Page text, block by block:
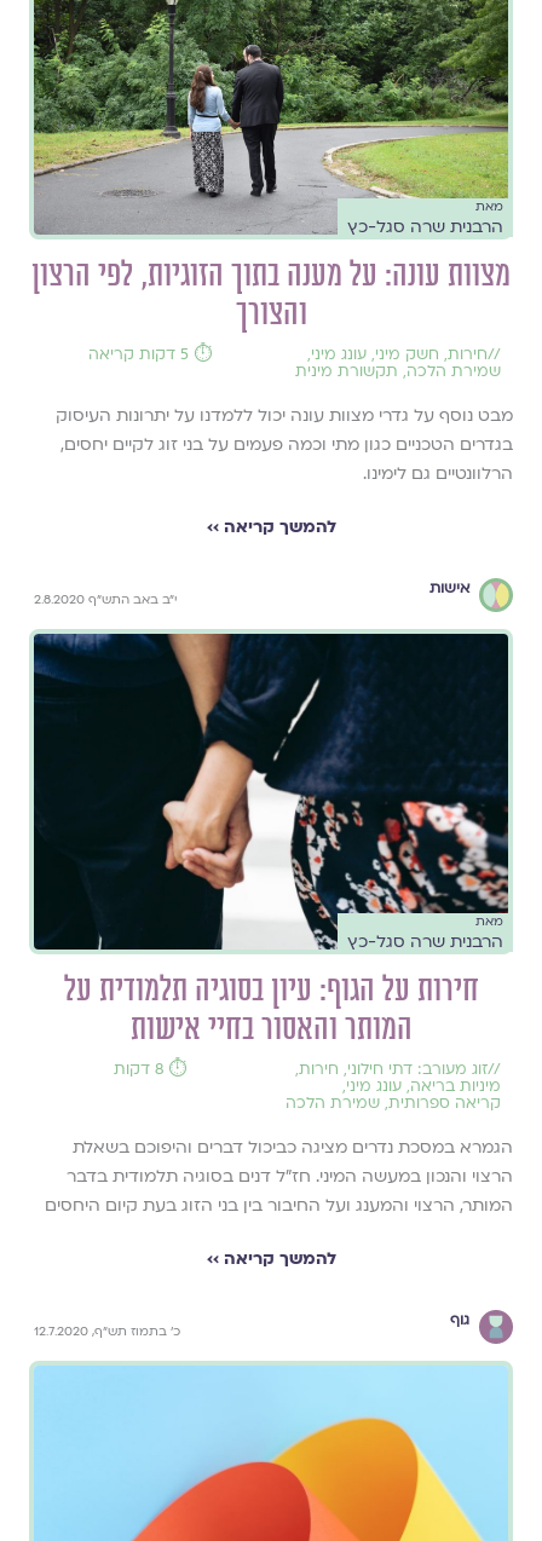
מאת
הרבנית שרה סגל-כץ
מצוות עונה: על מענה בתוך הזוגיות, לפי הרצון
והצורך
//חירות, חשק מיני, עונג מיני,
שמירת הלכה, תקשורת מינית
⏱️ 5 דקות קריאה
מבט נוסף על גדרי מצוות עונה יכול ללמדנו על יתרונות העיסוק
בגדרים הטכניים כגון מתי וכמה פעמים על בני זוג לקיים יחסים,
הרלוונטיים גם לימינו.
להמשך קריאה ››
אישות
י"ב באב התש"ף 2.8.2020
מאת
הרבנית שרה סגל-כץ
חירות על הגוף: עיון בסוגיה תלמודית על
המותר והאסור בחיי אישות
//זוג מעורב: דתי חילוני, חירות,
מיניות בריאה, עונג מיני,
קריאה ספרותית, שמירת הלכה
⏱️ 8 דקות
הגמרא במסכת נדרים מציגה כביכול דברים והיפוכם בשאלת
הרצוי והנכון במעשה המיני. חז"ל דנים בסוגיה תלמודית בדבר
המותר, הרצוי והמענג ועל החיבור בין בני הזוג בעת קיום היחסים
להמשך קריאה ››
גוף
כ' בתמוז תש"ף, 12.7.2020